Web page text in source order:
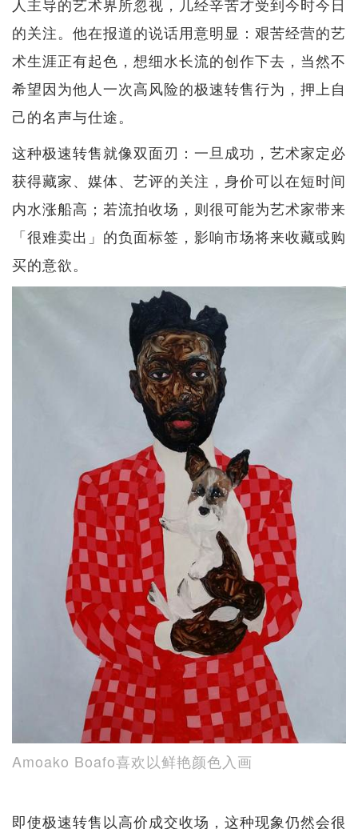
人主导的艺术界所忽视，几经辛苦才受到今时今日
的关注。他在报道的说话用意明显：艰苦经营的艺
术生涯正有起色，想细水长流的创作下去，当然不
希望因为他人一次高风险的极速转售行为，押上自
己的名声与仕途。
这种极速转售就像双面刃：一旦成功，艺术家定必
获得藏家、媒体、艺评的关注，身价可以在短时间
内水涨船高；若流拍收场，则很可能为艺术家带来
「很难卖出」的负面标签，影响市场将来收藏或购
买的意欲。
Amoako Boafo喜欢以鲜艳颜色入画
即使极速转售以高价成交收场，这种现象仍然会很